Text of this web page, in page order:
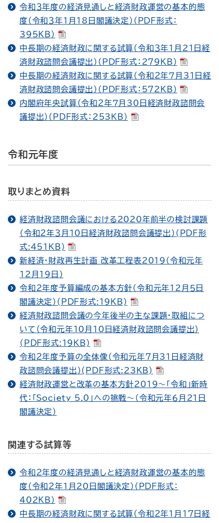
令和３年度の経済見通しと経済財政運営の基本的態
度（令和３年１月18日閣議決定）（PDF形式：
395KB）
中長期の経済財政に関する試算（令和３年１月21日経
済財政諮問会議提出）（PDF形式：279KB）
中長期の経済財政に関する試算（令和２年７月31日経
済財政諮問会議提出）（PDF形式：572KB）
内閣府年央試算（令和２年７月30日経済財政諮問会
議提出）（PDF形式：253KB）
令和元年度
取りまとめ資料
経済財政諮問会議における2020年前半の検討課題
（令和２年３月10日経済財政諮問会議提出）(PDF形
式:451KB)
新経済・財政再生計画 改革工程表2019（令和元年
12月19日）
令和２年度予算編成の基本方針（令和元年12月５日
閣議決定）(PDF形式:19KB)
経済財政諮問会議の今年後半の主な課題・取組につ
いて（令和元年10月10日経済財政諮問会議提出）
(PDF形式:19KB)
令和２年度予算の全体像（令和元年7月31日経済財
政諮問会議提出）(PDF形式:23KB)
経済財政運営と改革の基本方針2019～「令和」新時
代：「Society 5.0」への挑戦～（令和元年６月21日
閣議決定）
関連する試算等
令和２年度の経済見通しと経済財政運営の基本的態
度（令和２年１月20日閣議決定）（PDF形式：
402KB）
中長期の経済財政に関する試算（令和２年１月17日経